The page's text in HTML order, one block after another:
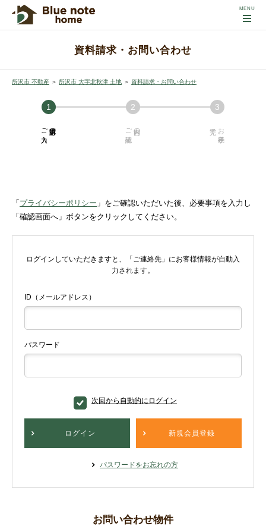
資料請求・お問い合わせ
所沢市 不動産 ＞ 所沢市 大字北秋津 土地 ＞ 資料請求・お問い合わせ
必須項目の
ご入力 内容の
ご確認 お手続き
「 プライバシーポリシー 」をご確認いただいた後、必要事項を入力し
「確認画面へ」ボタンをクリックしてください。
ログインしていただきますと、「ご連絡先」にお客様情報が自動入
力されます。
ID（メールアドレス）
パスワード
次回から自動的にログイン
ログイン 新規会員登録
パスワードをお忘れの方
お問い合わせ物件